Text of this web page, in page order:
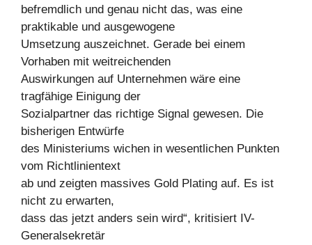
befremdlich und genau nicht das, was eine
praktikable und ausgewogene
Umsetzung auszeichnet. Gerade bei einem
Vorhaben mit weitreichenden
Auswirkungen auf Unternehmen wäre eine
tragfähige Einigung der
Sozialpartner das richtige Signal gewesen. Die
bisherigen Entwürfe
des Ministeriums wichen in wesentlichen Punkten
vom Richtlinientext
ab und zeigten massives Gold Plating auf. Es ist
nicht zu erwarten,
dass das jetzt anders sein wird“, kritisiert IV-
Generalsekretär